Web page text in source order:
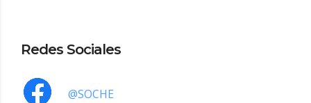
Redes Sociales
@SOCHE